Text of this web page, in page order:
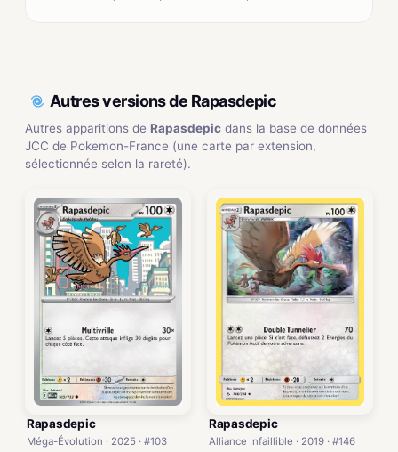
Autres versions de Rapasdepic
Autres apparitions de Rapasdepic dans la base de données
JCC de Pokemon-France (une carte par extension,
sélectionnée selon la rareté).
Rapasdepic
Méga-Évolution · 2025 · #103
Rapasdepic
Alliance Infaillible · 2019 · #146